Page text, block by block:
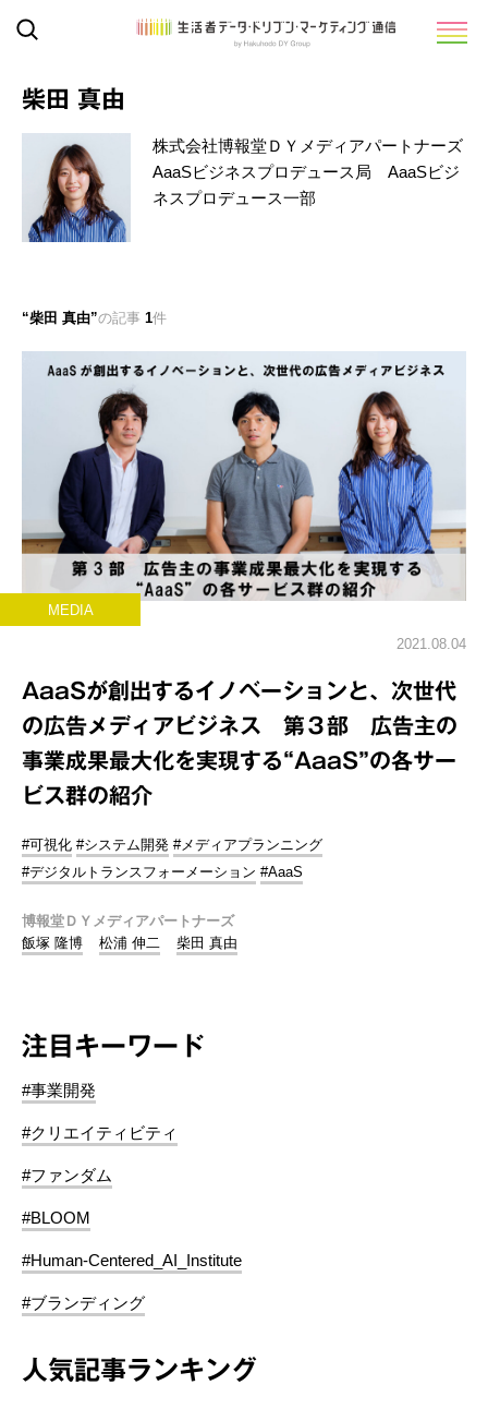
柴田 真由
株式会社博報堂ＤＹメディアパートナーズ
AaaSビジネスプロデュース局 AaaSビジ
ネスプロデュース一部
柴田 真由 の記事 1件
MEDIA
2021.08.04
AaaSが創出するイノベーションと、次世代
の広告メディアビジネス 第３部 広告主の
事業成果最大化を実現する“AaaS”の各サー
ビス群の紹介
#可視化 #システム開発 #メディアプランニング
#デジタルトランスフォーメーション #AaaS
博報堂ＤＹメディアパートナーズ
飯塚 隆博
松浦 伸二 柴田 真由
注目キーワード
#事業開発
#クリエイティビティ
#ファンダム
#BLOOM
#Human-Centered_AI_Institute
#ブランディング
人気記事ランキング